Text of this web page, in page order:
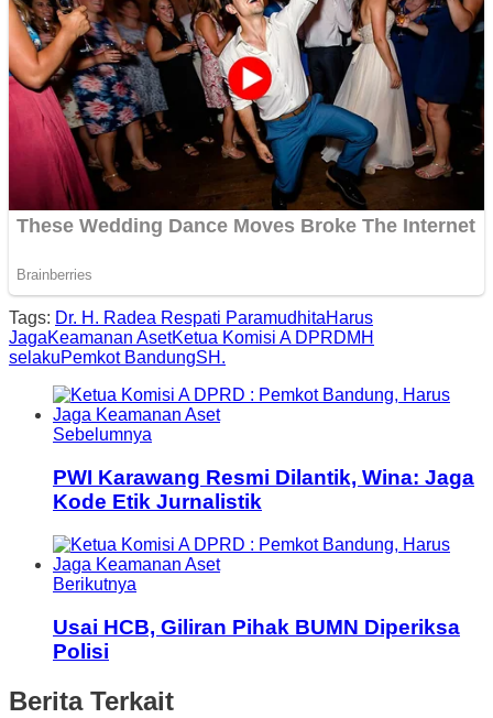
Tags: Dr. H. Radea Respati ParamudhitaHarus
JagaKeamanan AsetKetua Komisi A DPRDMH
selakuPemkot BandungSH.
Sebelumnya
PWI Karawang Resmi Dilantik, Wina: Jaga
Kode Etik Jurnalistik
Berikutnya
Usai HCB, Giliran Pihak BUMN Diperiksa
Polisi
Berita Terkait